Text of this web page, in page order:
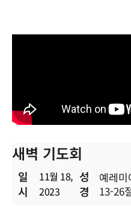
새벽 기도회
일
시
11월 18,
2023
성
경
예레
13-26